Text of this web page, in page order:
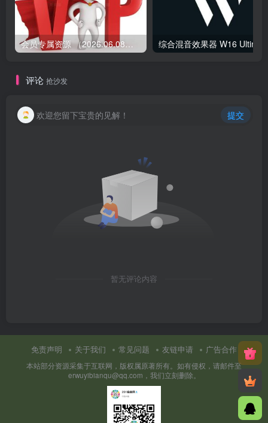
会员专属资源 （2026.06.08更新）
评论 抢沙发
欢迎您留下宝贵的见解！ 提交
暂无评论内容
免责声明 关于我们 常见问题 友链申请 广告合作
本站部分资源采集于互联网，版权属原著所有。如有侵权，请邮件至
erwuyibianqu@qq.com，我们立刻删除。